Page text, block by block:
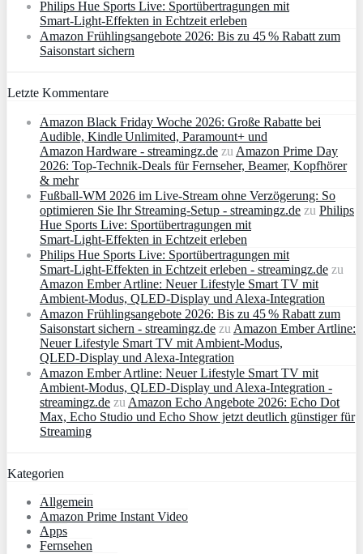
Philips Hue Sports Live: Sportübertragungen mit
Smart‑Light‑Effekten in Echtzeit erleben
Amazon Frühlingsangebote 2026: Bis zu 45 % Rabatt zum
Saisonstart sichern
Letzte Kommentare
Amazon Black Friday Woche 2026: Große Rabatte bei
Audible, Kindle Unlimited, Paramount+ und
Amazon Hardware - streamingz.de zuAmazon Prime Day
2026: Top-Technik-Deals für Fernseher, Beamer, Kopfhörer
& mehr
Fußball-WM 2026 im Live-Stream ohne Verzögerung: So
optimieren Sie Ihr Streaming-Setup - streamingz.de zu Philips
Hue Sports Live: Sportübertragungen mit
Smart‑Light‑Effekten in Echtzeit erleben
Philips Hue Sports Live: Sportübertragungen mit
Smart‑Light‑Effekten in Echtzeit erleben - streamingz.de zu
Amazon Ember Artline: Neuer Lifestyle Smart TV mit
Ambient‑Modus, QLED‑Display und Alexa‑Integration
Amazon Frühlingsangebote 2026: Bis zu 45 % Rabatt zum
Saisonstart sichern - streamingz.de zuAmazon Ember Artline:
Neuer Lifestyle Smart TV mit Ambient‑Modus,
QLED‑Display und Alexa‑Integration
Amazon Ember Artline: Neuer Lifestyle Smart TV mit
Ambient‑Modus, QLED‑Display und Alexa‑Integration -
streamingz.de zuAmazon Echo Angebote 2026: Echo Dot
Max, Echo Studio und Echo Show jetzt deutlich günstiger für
Streaming
Kategorien
Allgemein
Amazon Prime Instant Video
Apps
Fernsehen